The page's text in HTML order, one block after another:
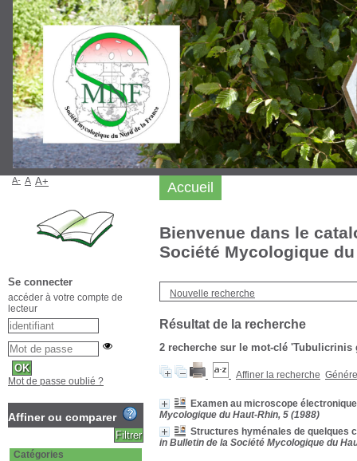
Bienvenue dans le
Société Mycologique
Nouvelle recherche
Résultat de la recherche
2 recherche sur le mot-clé 'Tubulicrinis
Affiner la recherche
Examen au microscope
Mycologique du Haut-Rhin, 5 (1988)
Structures hyménales de quelques
in Bulletin de la Société Mycologique du
Accueil
A- A A+
Se connecter
accéder à votre compte de
lecteur
Mot de passe oublié ?
Affiner ou comparer
Catégories